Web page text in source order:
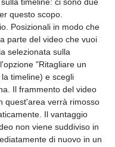
questo scopo.
Posizionali in modo che
parte del video che vuoi
selezionata sulla
"Ritagliare un
timeline) e scegli
Il frammento del video
quest'area verrà rimosso
Il vantaggio
non viene suddiviso in
di nuovo in un